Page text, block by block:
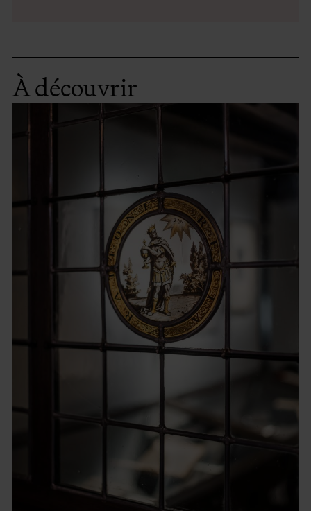
À découvrir